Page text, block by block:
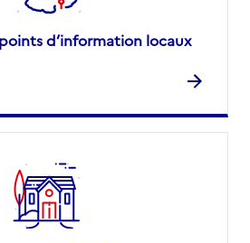
d’information locaux